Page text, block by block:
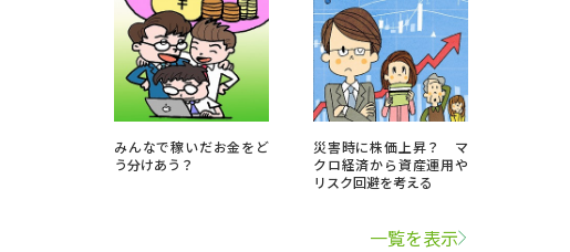
先輩が入学を決めた理由
新生活お役立ちガイドみんなで稼いだお金をど
う分けあう？
災害時に株価上昇？ マ
クロ経済から資産運用や
リスク回避を考える
一覧を表示